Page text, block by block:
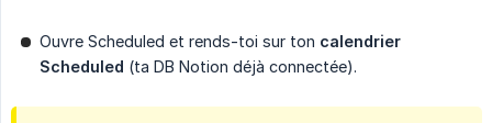
Ouvre Scheduled et rends-toi sur ton calendrier
Scheduled (ta DB Notion déjà connectée).